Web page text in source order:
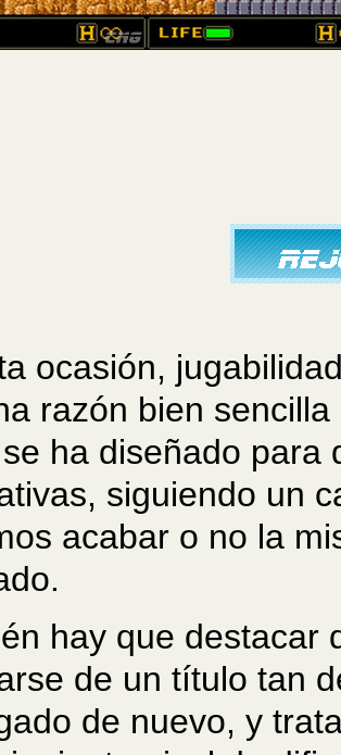
ocasión,
razón bien
ha diseñado para
siguiendo un
acabar o no la
hay que destacar
de un título tan
de nuevo, y